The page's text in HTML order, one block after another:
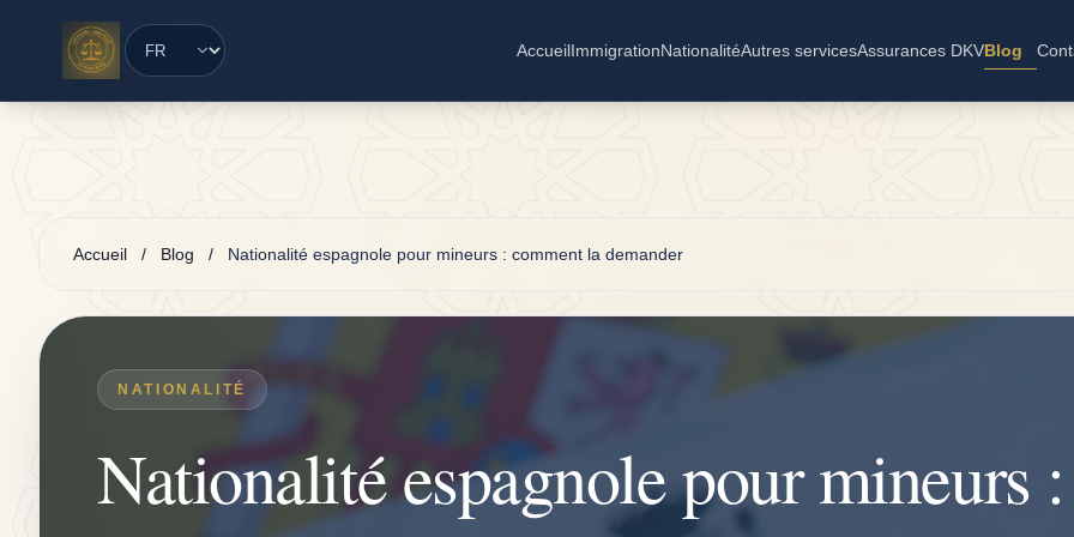
AccueilImmigrationNationalitéAutres servicesAssurances DKVBlog
Accueil / Blog / Nationalité espagnole pour mineurs : comment la demander
NATIONALITÉ
Nationalité espagnole pour mineurs :